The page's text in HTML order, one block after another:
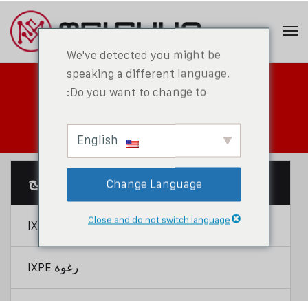
مركز المنتجات
فئة المنتج
رغوة IXPE
We've detected you might be
speaking a different language.
Do you want to change to:
Change Language
Close and do not switch language